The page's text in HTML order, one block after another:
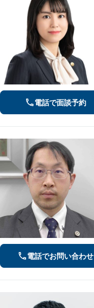
電話で面談予約
電話でお問い合わせ